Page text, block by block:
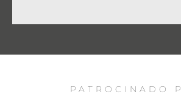
PATROCINADO